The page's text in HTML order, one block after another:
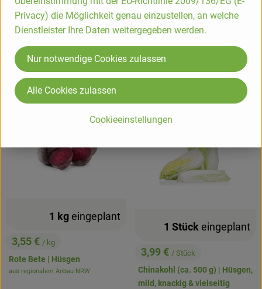
3,75 €
Sellerie Stauden (ca. 400 g) |
Hüsgen
, Herkunft:
aus regionalem Anbau NRW
1 Stückeingeplant
, Preis:
6,75 €/ kg
Tomaten | Hüsgen
, Preis:
3,55 € / kg
Rote Bete | Hüsgen
, Herkunft:
aus regionalem Anbau NRW
1 kg eingeplant
, Verband:
, Preis:
3,99 € / Stück
Chinakohl (ca. 500 g) | Hüsgen,
mild, knackig & vielseitig
1 Stück eingeplant
,
Privacy) die Möglichkeit genau einzustellen, an welche
Dienstleister Ihre Daten weitergegeben werden.
Cookieeinstellungen
Nur notwendige Cookies zulassen
Alle Cookies zulassen